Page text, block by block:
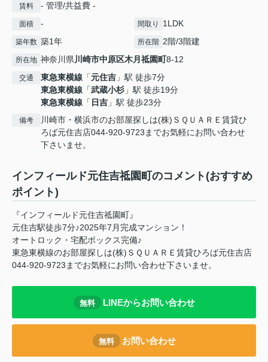
賃料 - 管理/共益費 -
面積 - 間取り 1LDK
築年数 築1年 所在階 2階/3階建
所在地 神奈川県川崎市中原区木月祗園町8-12
交通 東急東横線 「元住吉 」駅 徒歩7分
東急東横線 「武蔵小杉 」駅 徒歩19分
東急東横線 「 日吉 」駅 徒歩23分
備考
川崎市・横浜市のお部屋探しは(株)ＳＱＵＡＲＥ賃貸ひ
ろば元住吉店044-920-9723までお気軽にお問い合わせ
下さいませ。
インフィールド元住吉祗園町のコメント(おすすめ
ポイント)
『インフィールド元住吉祗園町』
元住吉駅徒歩7分♪2025年7月完成マンション！
オートロック・宅配ボックス完備♪
東急東横線のお部屋探しは(株)ＳＱＵＡＲＥ賃貸ひろば元住吉店
044-920-9723までお気軽にお問い合わせ下さいませ。
無料 LINEからお問い合わせ
無料 お問い合わせ